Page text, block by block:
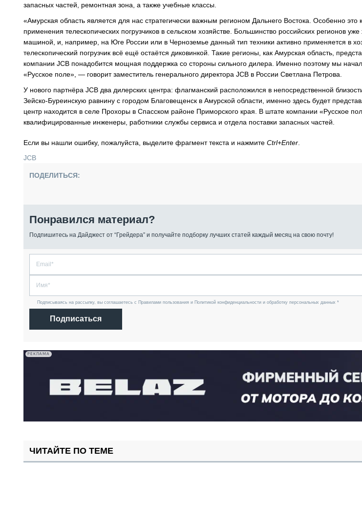
запасных частей, ремонтная зона, а также учебные классы.
«Амурская область является для нас стратегически важным регионом Дальнего Востока. Особенно это
применения телескопических погрузчиков в сельском хозяйстве. Большинство российских регионов
машиной, и, например, на Юге России или в Черноземье данный тип техники активно применяется в
телескопический погрузчик всё ещё остаётся диковинкой. Такие регионы, как Амурская область,
компании JCB понадобится мощная поддержка со стороны сильного дилера. Именно поэтому мы
«Русское поле», — говорит заместитель генерального директора JCB в России Светлана Петрова.
У нового партнёра JCB два дилерских центра: флагманский расположился в непосредственной
Зейско-Буреинскую равнину с городом Благовещенск в Амурской области, именно здесь будет
центр находится в селе Прохоры в Спасском районе Приморского края. В штате компании «Русское
квалифицированные инженеры, работники службы сервиса и отдела поставки запасных частей.
Если вы нашли ошибку, пожалуйста, выделите фрагмент текста и нажмите Ctrl+Enter
JCB
ПОДЕЛИТЬСЯ:
Понравился материал?
Подпишитесь на Дайджест от “Грейдера” и получайте подборку лучших статей каждый месяц на свою почту!
Подписываясь на рассылку, вы соглашаетесь с Правилами пользования и Политикой конфиденциальности и обработку персональных данных *
Подписаться
РЕКЛАМА
ЧИТАЙТЕ ПО ТЕМЕ